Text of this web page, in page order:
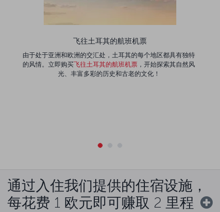
飞往土耳其的航班机票
由于处于亚洲和欧洲的交汇处，土耳其的每个地区都具有独特
的风情。立即购买飞往土耳其的航班机票 ，开始探索其自然风
光、丰富多彩的历史和古老的文化！
通过入住我们提供的住宿设施，
每花费 1 欧元即可赚取 2 里程